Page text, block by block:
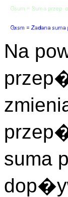
Na
suma